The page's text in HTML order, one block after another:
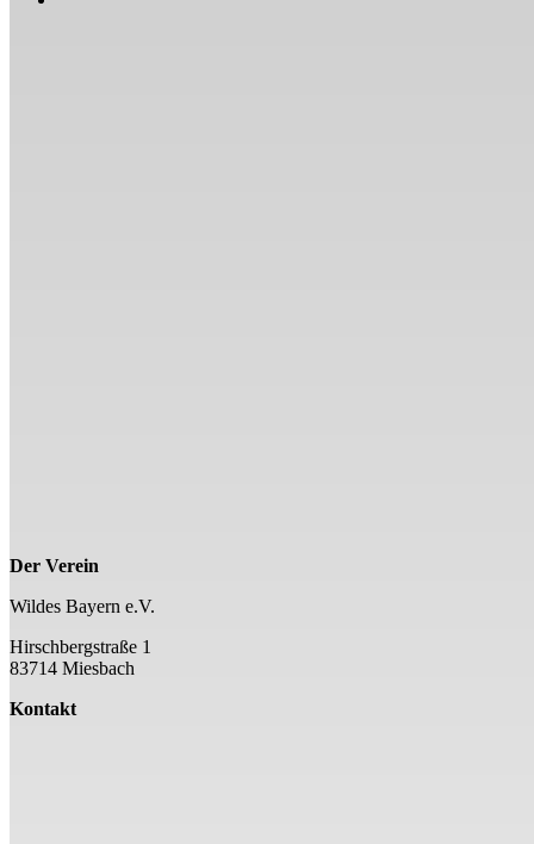
Der Verein
Wildes Bayern e.V.
Hirschbergstraße 1
83714 Miesbach
Kontakt